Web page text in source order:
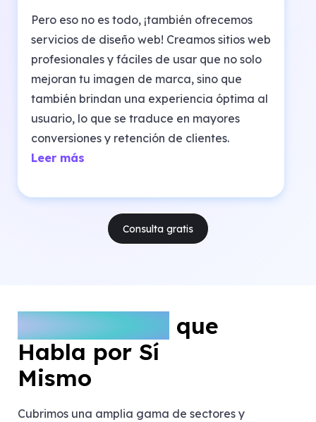
Pero eso no es todo, ¡también ofrecemos
servicios de diseño web! Creamos sitios web
profesionales y fáciles de usar que no solo
mejoran tu imagen de marca, sino que
también brindan una experiencia óptima al
usuario, lo que se traduce en mayores
conversiones y retención de clientes.
Leer más
Consulta gratis
que
Habla por Sí
Mismo
Cubrimos una amplia gama de sectores y